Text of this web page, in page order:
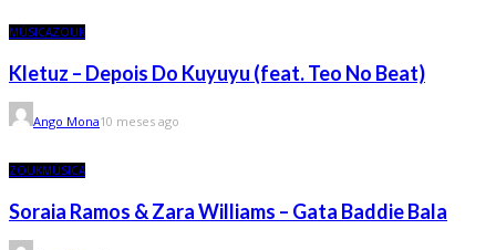
MÚSICAZOUK
Kletuz – Depois Do Kuyuyu (feat. Teo No Beat)
Ango Mona10 meses ago
ZOUKMÚSICA
Soraia Ramos & Zara Williams – Gata Baddie Bala